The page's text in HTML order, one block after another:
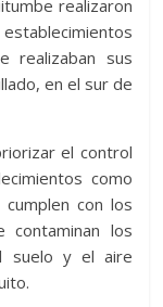
realizaron
realizaban sus
en el sur de
el control
como
con los
contaminan los
suelo y el aire